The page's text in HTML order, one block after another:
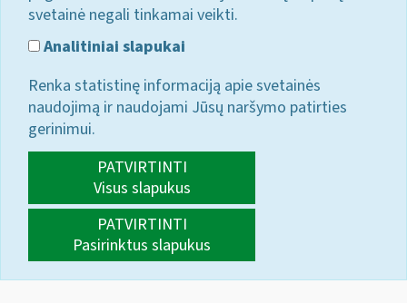
svetainė negali tinkamai veikti.
Analitiniai slapukai
Renka statistinę informaciją apie svetainės
naudojimą ir naudojami Jūsų naršymo patirties
gerinimui.
PATVIRTINTI
Visus slapukus
PATVIRTINTI
Pasirinktus slapukus